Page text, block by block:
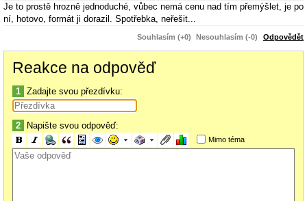
Je to prostě hrozně jednoduché, vůbec nemá cenu nad tím přemýšlet, je po
ní, hotovo, formát ji dorazil. Spotřebka, neřešit...
Souhlasím (+0) Nesouhlasím (-0) Odpovědět
Reakce na odpověď
1 Zadajte svou přezdívku:
2 Napište svou odpověď:
Mimo téma